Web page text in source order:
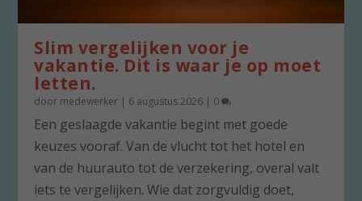
Slim vergelijken voor je
vakantie. Dit is waar je op moet
letten.
door medewerker | 6 augustus 2026 | 0
Een geslaagde vakantie begint met goede
keuzes vooraf. Van de vlucht tot het hotel en
van de huurauto tot de verzekering, overal valt
iets te vergelijken. Wie dat zorgvuldig doet,